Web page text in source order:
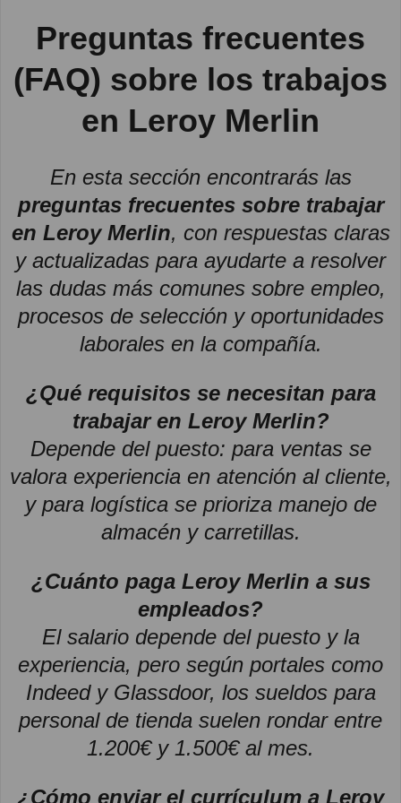
Preguntas frecuentes
(FAQ) sobre los trabajos
en Leroy Merlin
En esta sección encontrarás las
preguntas frecuentes sobre trabajar
en Leroy Merlin, con respuestas claras
y actualizadas para ayudarte a resolver
las dudas más comunes sobre empleo,
procesos de selección y oportunidades
laborales en la compañía.
¿Qué requisitos se necesitan para
trabajar en Leroy Merlin?
Depende del puesto: para ventas se
valora experiencia en atención al cliente,
y para logística se prioriza manejo de
almacén y carretillas.
¿Cuánto paga Leroy Merlin a sus
empleados?
El salario depende del puesto y la
experiencia, pero según portales como
Indeed y Glassdoor, los sueldos para
personal de tienda suelen rondar entre
1.200€ y 1.500€ al mes.
¿Cómo enviar el currículum a Leroy